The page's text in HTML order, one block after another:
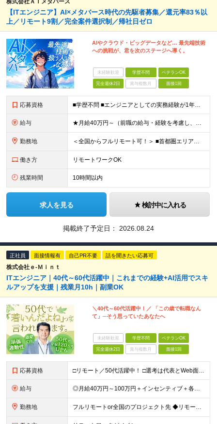
株式会社ＡＩメタバース
【ITエンジニア】AI×メタバース時代の先駆者募集／還元率83％以
上／リモート9割／完全案件選択制／帰社⽇ゼロ
AIやクラウド・ビッグデータなど… 最先端技術
への挑戦が、君を次のステージへ導く。
未経験歓迎 学歴不問 ベテランOK
完全週休2日 賞与複数月 面接1回
応募資格 ■学歴不問 ■エンジニアとしての実務経験が1年以上ある方 └開発、インフラ、工程、言語は一切不問です ★「テスト、マニュアル作成、運用保守しか経験がない…」という方でもOK！ ★AI未経験ももちろんO
給与 ★月給40万円～（前職の給与・経験を考慮し、前職以上の年収を保障します！） ※上記には固定残業代（30時間分／5万6000円～）を含みます ┗残業が少ない月（平均8時間程度）でも、30時間分全額を「
勤務地 ＜全国からフルリモート可！＞ ■首都圏エリア（東京・神奈川・千葉・埼玉）・大阪・名古屋・福岡を中心とした全国各地のプロジェクト先に参画いただきます。 ※ご希望をお伺いした上で決定いたします ※転勤なし
働き方 リモートワークOK
残業時間 10時間以内
求人を見る 検討中に入れる
掲載終了予定日： 2026.08.24
正社員 面接情報有 自己PR不要 話を聞きたい応募可
株式会社ｅ‐Ｍｉｎｔ
ITエンジニア｜40代～60代活躍中｜これまでの経験+AI活用でスキ
ルアップを支援｜残業月10h｜副業OK
＼40代～60代活躍中！／ 「この歳で転職なん
て」─そう思っていたあなたへ
未経験歓迎 学歴不問 ベテランOK
完全週休2日 賞与複数月 面接1回
応募資格 □リモート／50代活躍中！ □選考は代表とWeb面談1回のみ □カジュアル面談も大歓迎！ 【応募条件】 ◎ITエンジニアの開発の実務経験をお持ちの方 └言語・業界・ジャンル不問（インフラ案件も多数！
給与 ◎月給40万円～100万円＋インセンティブ＋各種手当 ・年収120万〜300万円UPの実績も！ ・平均年収UP率は1.1～1.3倍 ・案件単価100%公開 × 単価連動の給与制度 ・能力等を考慮の上
勤務地 フルリモートor全国のプロジェクト先 ◆リモート実施率80% ◆UIターン歓迎！転勤なし ※(変更の範囲)上記を除く当社関連勤務地 本社：東京都新宿区西新宿3-9-23 西新宿大和ビル3F ＼AI